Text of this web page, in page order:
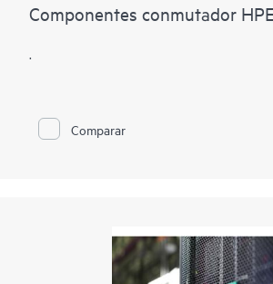
Componentes conmutador
.
Comparar